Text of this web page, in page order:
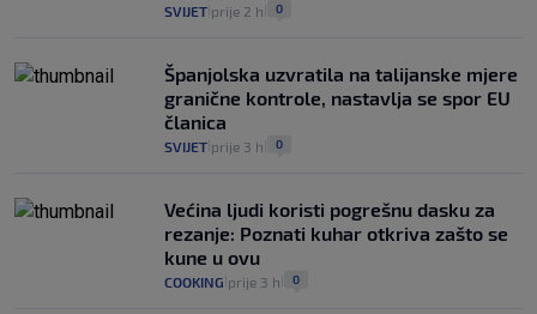
SVIJET prije 2 h 0
Španjolska uzvratila na talijanske mjere
granične kontrole, nastavlja se spor EU
članica
SVIJET prije 3 h 0
Većina ljudi koristi pogrešnu dasku za
rezanje: Poznati kuhar otkriva zašto se
kune u ovu
COOKING prije 3 h 0